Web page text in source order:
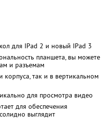
для IPad 2 и новый IPad 3
планшета, вы можете
и разъемам
корпуса, так и в вертикальном
для просмотра видео
для обеспечения
выглядит